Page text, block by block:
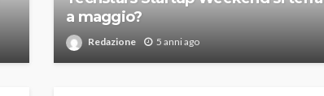
a maggio?
Redazione 5 anni ago